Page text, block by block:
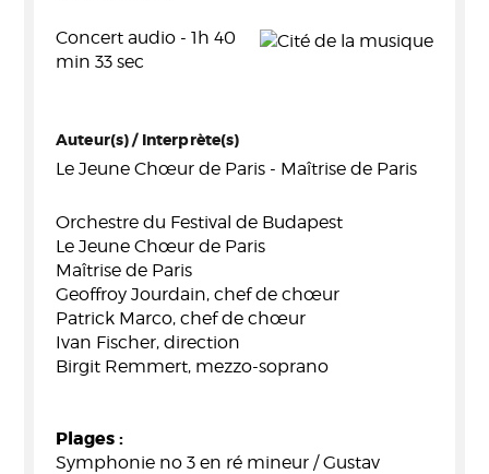
Concert audio - 1h 40
min 33 sec
Auteur(s) / Interprète(s)
Le Jeune Chœur de Paris - Maîtrise de Paris
Orchestre du Festival de Budapest
Le Jeune Chœur de Paris
Maîtrise de Paris
Geoffroy Jourdain, chef de chœur
Patrick Marco, chef de chœur
Ivan Fischer, direction
Birgit Remmert, mezzo-soprano
Plages :
Symphonie no 3 en ré mineur / Gustav